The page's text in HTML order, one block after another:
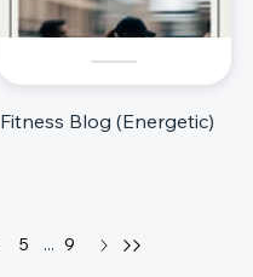
Fitness Blog (Energetic)
5 ... 9